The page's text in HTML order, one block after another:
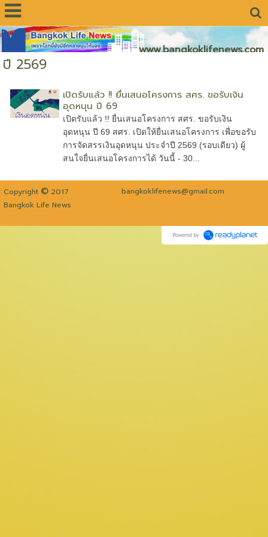
www.bangkoklifenews.com
ปี 2569
เปิดรับแล้ว !! ยื่นเสนอโครงการ สศร. ขอรับเงิน
อุดหนุน ปี 69
เปิดรับแล้ว !! ยื่นเสนอโครงการ สศร. ขอรับเงิน
อุดหนุน ปี 69 สศร. เปิดให้ยื่นเสนอโครงการ เพื่อขอรับ
การจัดสรรเงินอุดหนุน ประจำปี 2569 (รอบเดียว) ผู้
สนใจยื่นเสนอโครงการได้ วันนี้ - 30...
Copyright © 2017
bangkoklifenews@gmail.com
Bangkok Life News